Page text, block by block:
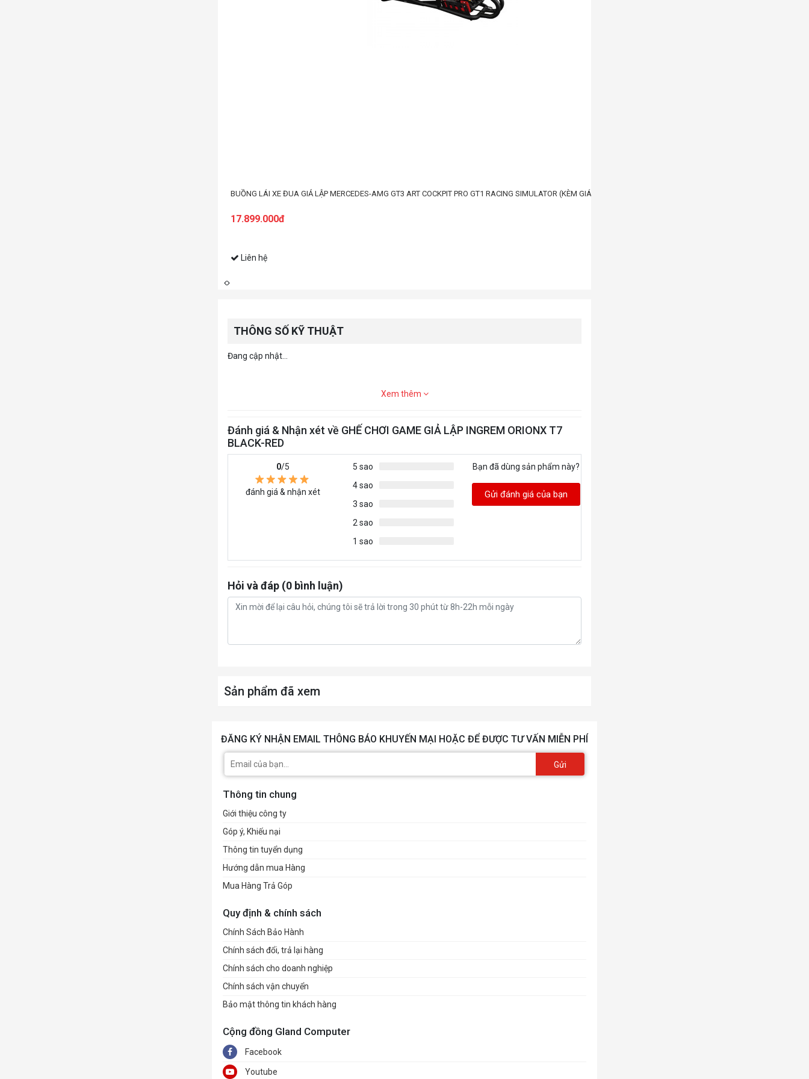
BUỒNG LÁI XE ĐUA GIẢ LẬP MERCEDES-AMG GT3 ART COCKPIT PRO GT1 RACING SIMULATOR (KÈM GIÁ TREO MÀN HÌNH)
17.899.000đ
Liên hệ
THÔNG SỐ KỸ THUẬT
Đang cập nhật...
Xem thêm
Đánh giá & Nhận xét về GHẾ CHƠI GAME GIẢ LẬP INGREM ORIONX T7
BLACK-RED
0/5
đánh giá & nhận xét
5 sao
4 sao
3 sao
2 sao
1 sao
Bạn đã dùng sản phẩm này?
Gửi đánh giá của bạn
Hỏi và đáp (0 bình luận)
Sản phẩm đã xem
ĐĂNG KÝ NHẬN EMAIL THÔNG BÁO KHUYẾN MẠI HOẶC ĐỂ ĐƯỢC TƯ VẤN MIỄN PHÍ
Gửi
Thông tin chung
Giới thiệu công ty
Góp ý, Khiếu nại
Thông tin tuyển dụng
Hướng dẫn mua Hàng
Mua Hàng Trả Góp
Quy định & chính sách
Chính Sách Bảo Hành
Chính sách đổi, trả lại hàng
Chính sách cho doanh nghiệp
Chính sách vận chuyển
Bảo mật thông tin khách hàng
Cộng đồng Gland Computer
Facebook
Youtube